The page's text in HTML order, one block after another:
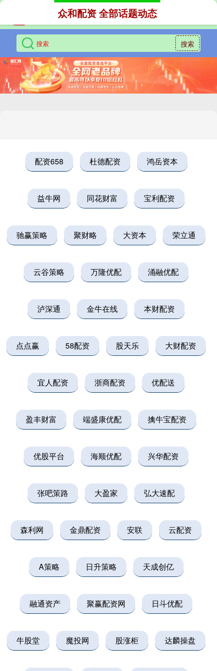
搜索
众和配资 全部话题动态
配资658 杜德配资 鸿岳资本
益牛网 同花财富 宝利配资
驰赢策略 聚财略 大资本 荣立通
云谷策略 万隆优配 涌融优配
泸深通 金牛在线 本财配资
点点赢 58配资 股天乐 大财配资
宜人配资 浙商配资 优配送
盈丰财富 端盛康优配 擒牛宝配资
优股平台 海顺优配 兴华配资
张吧策路 大盈家 弘大速配
森利网 金鼎配资 安联 云配资
A策略 日升策略 天成创亿
融通资产 聚赢配资网 日斗优配
牛股堂 魔投网 股涨柜 达麟操盘